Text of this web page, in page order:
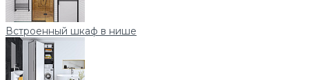
Встроенный шкаф в нише